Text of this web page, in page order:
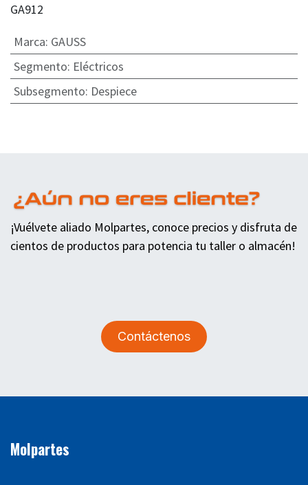
GA912
Marca: GAUSS
Segmento: Eléctricos
Subsegmento: Despiece
¡Vuélvete aliado Molpartes, conoce precios y disfruta de
cientos de productos para potencia tu taller o almacén!
Contáctenos
Molpartes